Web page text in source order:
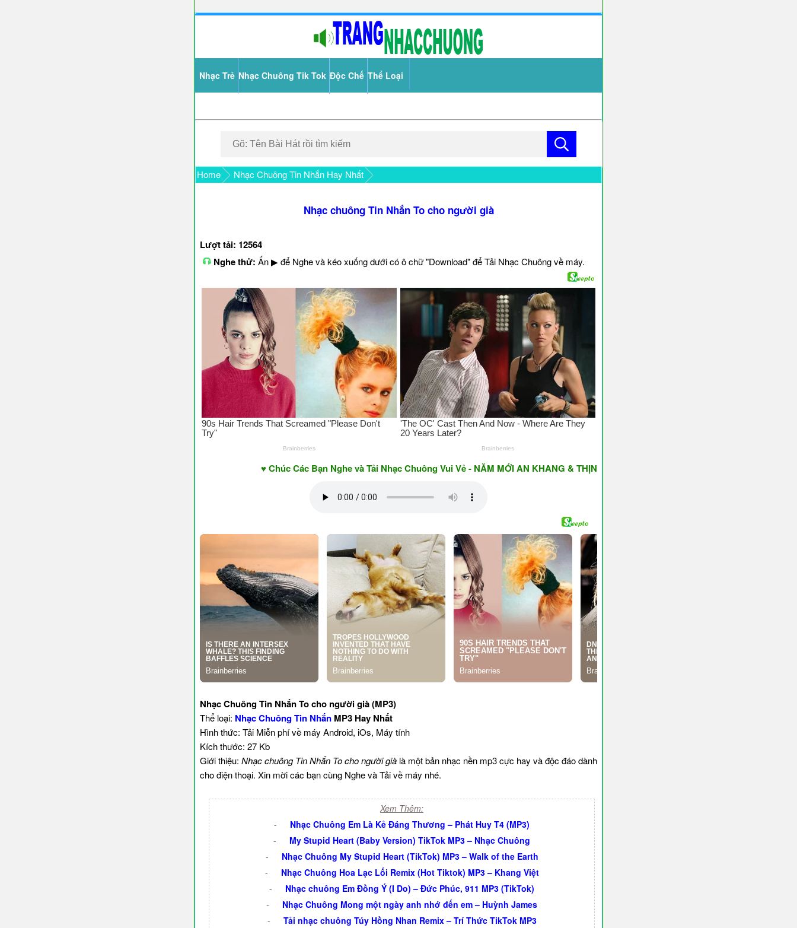
Nhạc Trẻ Nhạc Chuông Tik Tok Độc Chế Thể Loại
Home Nhạc Chuông Tin Nhắn Hay Nhất
Nhạc chuông Tin Nhắn To cho người già
Lượt tải: 12564
Nghe thử: Ấn ▶ để Nghe và kéo xuống dưới có ô chữ "Download" để Tải Nhạc Chuông về máy.
♥ Chúc Các Bạn Nghe và Tải Nhạc Chuông Vui Vẻ - NĂM MỚI AN KHANG & THỊNH VƯỢNG ♥ Have A Nice Day ♥
Nhạc Chuông Tin Nhắn To cho người già (MP3)
Thể loại: Nhạc Chuông Tin Nhắn MP3 Hay Nhất
Hình thức: Tải Miễn phí về máy Android, iOs, Máy tính
Kích thước: 27 Kb
Giới thiệu: Nhạc chuông Tin Nhắn To cho người già là một bản nhạc nền mp3 cực hay và độc đáo dành
cho điện thoại. Xin mời các bạn cùng Nghe và Tải về máy nhé.
Xem Thêm:
-
Nhạc Chuông Em Là Kẻ Đáng Thương – Phát Huy T4 (MP3)
-
My Stupid Heart (Baby Version) TikTok MP3 – Nhạc Chuông
-
Nhạc Chuông My Stupid Heart (TikTok) MP3 – Walk of the Earth
-
Nhạc Chuông Hoa Lạc Lối Remix (Hot Tiktok) MP3 – Khang Việt
-
Nhạc chuông Em Đồng Ý (I Do) – Đức Phúc, 911 MP3 (TikTok)
-
Nhạc Chuông Mong một ngày anh nhớ đến em – Huỳnh James
-
Tải nhạc chuông Túy Hồng Nhan Remix – Trí Thức TikTok MP3